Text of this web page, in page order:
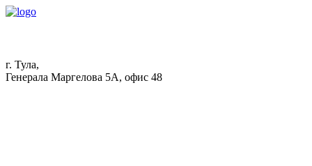
г. Тула,
Генерала Маргелова 5А, офис 48